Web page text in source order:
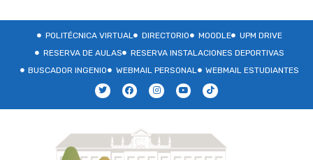
POLITÉCNICA VIRTUAL DIRECTORIO MOODLE
UPM DRIVE
RESERVA DE AULAS
RESERVA INSTALACIONES DEPORTIVAS
BUSCADOR INGENIO
WEBMAIL PERSONAL WEBMAIL ESTUDIANTES